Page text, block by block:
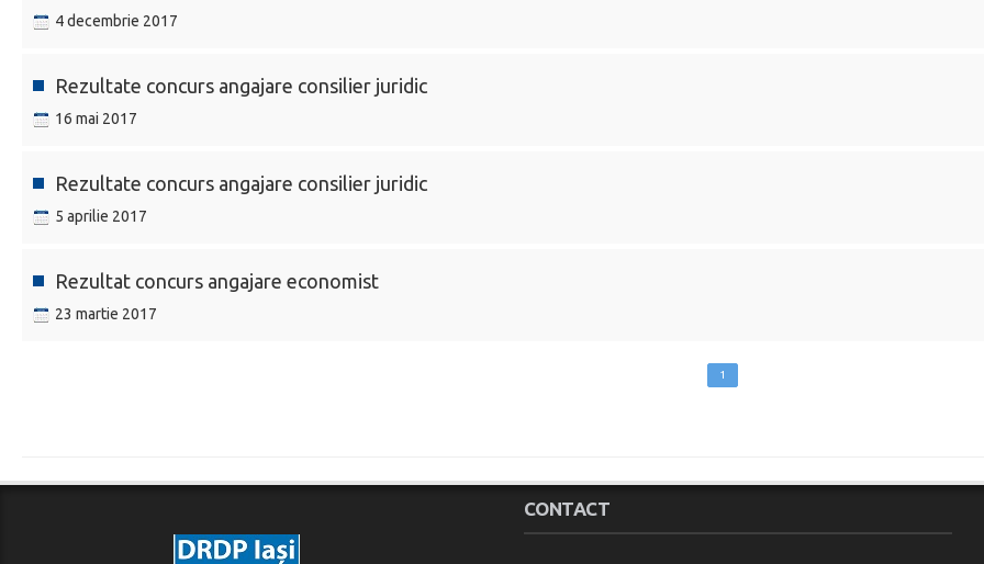
4 decembrie 2017
Rezultate concurs angajare consilier juridic
16 mai 2017
Rezultate concurs angajare consilier juridic
5 aprilie 2017
Rezultat concurs angajare economist
23 martie 2017
1
CONTACT